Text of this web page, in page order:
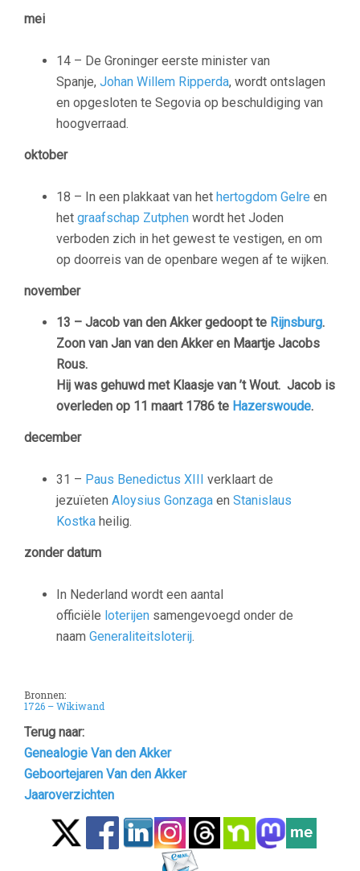
mei
14 – De Groninger eerste minister van
Spanje, Johan Willem Ripperda, wordt ontslagen
en opgesloten te Segovia op beschuldiging van
hoogverraad.
oktober
18 – In een plakkaat van het hertogdom Gelre en
het graafschap Zutphen wordt het Joden
verboden zich in het gewest te vestigen, en om
op doorreis van de openbare wegen af te wijken.
november
13 – Jacob van den Akker gedoopt te Rijnsburg.
Zoon van Jan van den Akker en Maartje Jacobs
Rous.
Hij was gehuwd met Klaasje van ’t Wout. Jacob is
overleden op 11 maart 1786 te Hazerswoude.
december
31 – Paus Benedictus XIII verklaart de
jezuïeten Aloysius Gonzaga en Stanislaus
Kostka heilig.
zonder datum
In Nederland wordt een aantal
officiële loterijen samengevoegd onder de
naam Generaliteitsloterij.
Bronnen:
1726 – Wikiwand
Terug naar:
Genealogie Van den Akker
Geboortejaren Van den Akker
Jaaroverzichten